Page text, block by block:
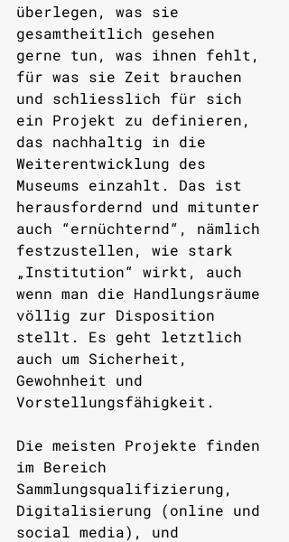
überlegen, was sie
gesamtheitlich gesehen
gerne tun, was ihnen fehlt,
für was sie Zeit brauchen
und schliesslich für sich
ein Projekt zu definieren,
das nachhaltig in die
Weiterentwicklung des
Museums einzahlt. Das ist
herausfordernd und mitunter
auch “ernüchternd“, nämlich
festzustellen, wie stark
„Institution“ wirkt, auch
wenn man die Handlungsräume
völlig zur Disposition
stellt. Es geht letztlich
auch um Sicherheit,
Gewohnheit und
Vorstellungsfähigkeit.
Die meisten Projekte finden
im Bereich
Sammlungsqualifizierung,
Digitalisierung (online und
social media), und